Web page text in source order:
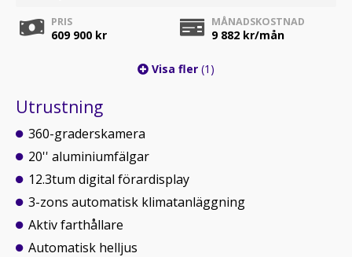
PRIS
609 900 kr
MÅNADSKOSTNAD
9 882 kr/mån
Visa fler (1)
Utrustning
360-graderskamera
20'' aluminiumfälgar
12.3tum digital förardisplay
3-zons automatisk klimatanläggning
Aktiv farthållare
Automatisk helljus